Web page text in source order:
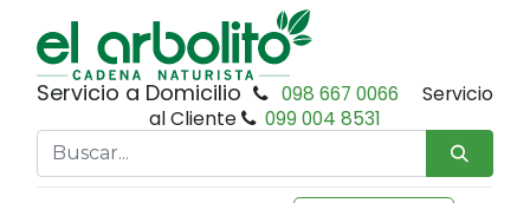
Servicio a Domicilio 098 667 0066
Servicio
al Cliente
099 004 8531